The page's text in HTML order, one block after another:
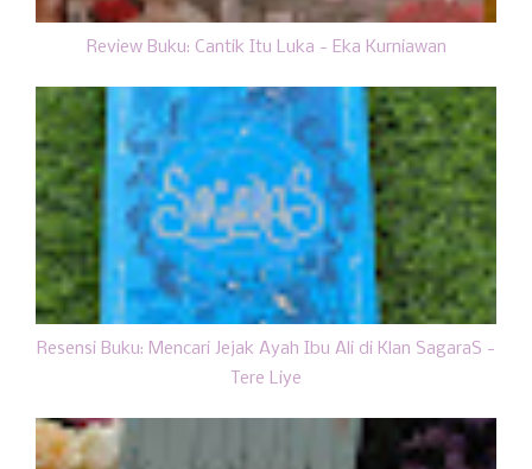
Review Buku: Cantik Itu Luka - Eka Kurniawan
Resensi Buku: Mencari Jejak Ayah Ibu Ali di Klan SagaraS -
Tere Liye